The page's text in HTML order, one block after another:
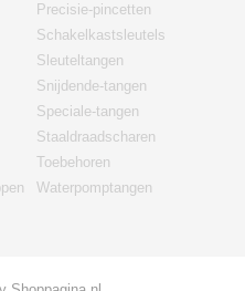
Precisie-pincetten
Schakelkastsleutels
Sleuteltangen
Snijdende-tangen
Speciale-tangen
Staaldraadscharen
Toebehoren
Waterpomptangen